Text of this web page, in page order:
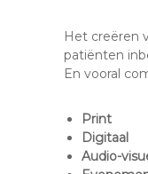
Het creëren
patiënten
En vooral
Print
Digitaal
Audio-